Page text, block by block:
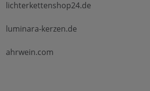
lichterkettenshop24.de
luminara-kerzen.de
ahrwein.com